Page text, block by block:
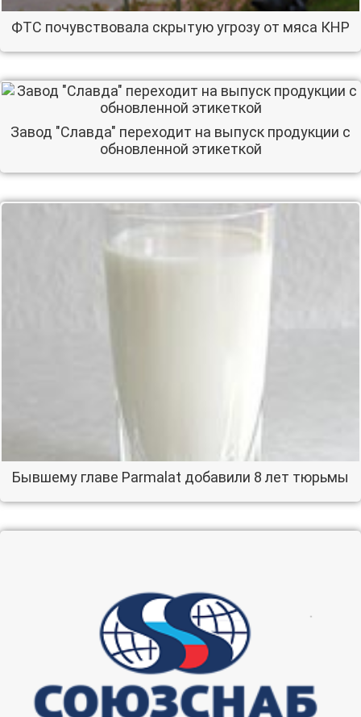
ФТС почувствовала скрытую угрозу от мяса КНР
Завод "Славда" переходит на выпуск продукции с
обновленной этикеткой
Бывшему главе Parmalat добавили 8 лет тюрьмы